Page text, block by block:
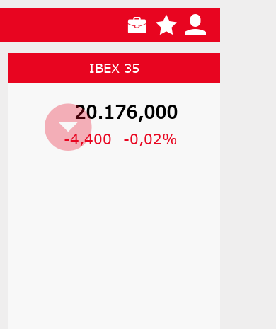
IBEX 35
20.176,000
-4,400 -0,02%